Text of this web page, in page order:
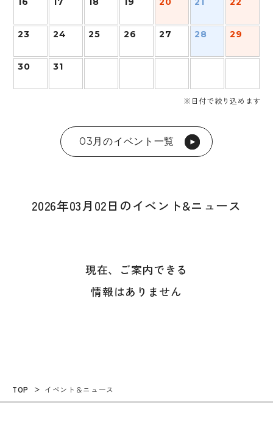
23 24 25 26 27 28 29
30 31
※日付で絞り込めます
03月のイベント一覧
2026年03月02日のイベント&ニュース
現在、ご案内できる
情報はありません
TOP イベント＆ニュース